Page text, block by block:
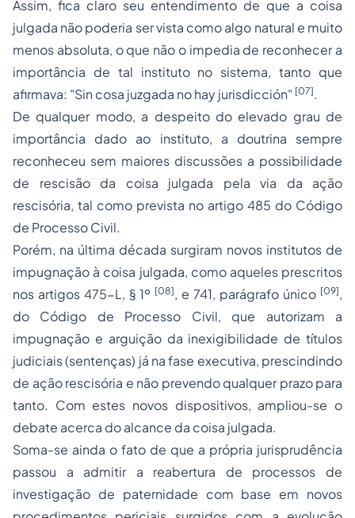
Assim, fica claro seu entendimento de que a coisa
julgada não poderia ser vista como algo natural e muito
menos absoluta, o que não o impedia de reconhecer a
importância de tal instituto no sistema, tanto que
afirmava: "Sin cosa juzgada no hay jurisdicción" [07].
De qualquer modo, a despeito do elevado grau de
importância dado ao instituto, a doutrina sempre
reconheceu sem maiores discussões a possibilidade
de rescisão da coisa julgada pela via da ação
rescisória, tal como prevista no artigo 485 do Código
de Processo Civil.
Porém, na última década surgiram novos institutos de
impugnação à coisa julgada, como aqueles prescritos
nos artigos 475-L, § 1º [08], e 741, parágrafo único [09],
do Código de Processo Civil, que autorizam a
impugnação e arguição da inexigibilidade de títulos
judiciais (sentenças) já na fase executiva, prescindindo
de ação rescisória e não prevendo qualquer prazo para
tanto. Com estes novos dispositivos, ampliou-se o
debate acerca do alcance da coisa julgada.
Soma-se ainda o fato de que a própria jurisprudência
passou a admitir a reabertura de processos de
investigação de paternidade com base em novos